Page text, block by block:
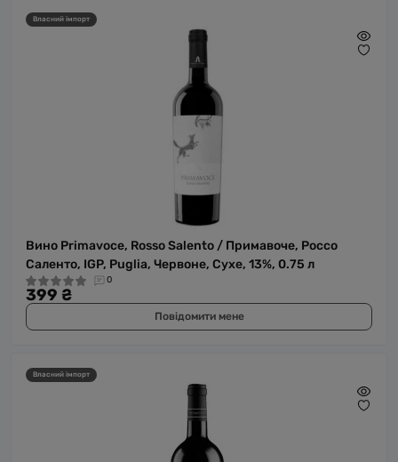
Власний імпорт
Вино Primavoce, Rosso Salento / Примавоче, Россо
Саленто, IGP, Puglia, Червоне, Сухе, 13%, 0.75 л
0
399 ₴
Повідомити мене
Власний імпорт